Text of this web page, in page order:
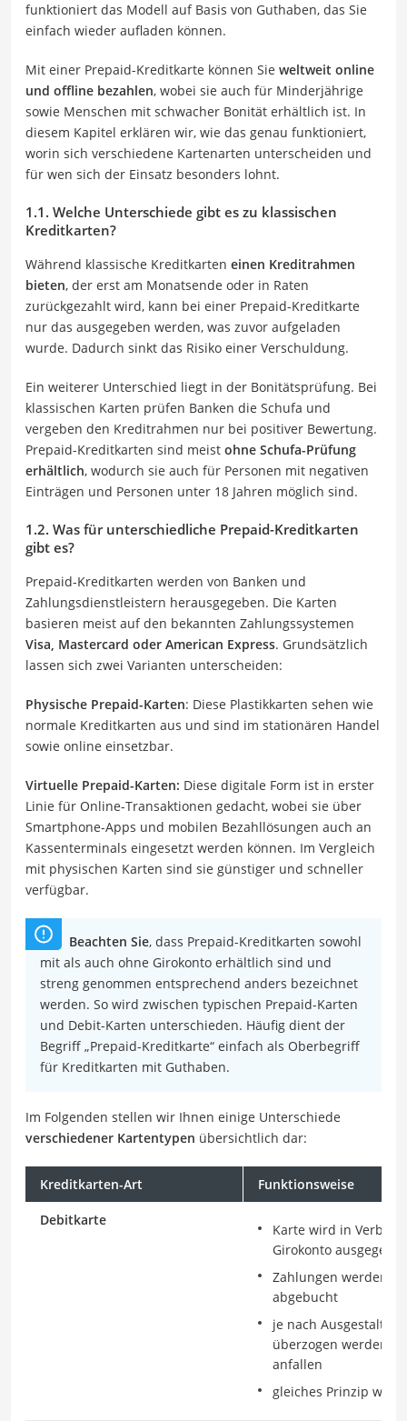
funktioniert das Modell auf Basis von Guthaben, das Sie
einfach wieder aufladen können.
Mit einer Prepaid-Kreditkarte können Sie weltweit online
und offline bezahlen, wobei sie auch für Minderjährige
sowie Menschen mit schwacher Bonität erhältlich ist. In
diesem Kapitel erklären wir, wie das genau funktioniert,
worin sich verschiedene Kartenarten unterscheiden und
für wen sich der Einsatz besonders lohnt.
1.1. Welche Unterschiede gibt es zu klassischen
Kreditkarten?
Während klassische Kreditkarten einen Kreditrahmen
bieten, der erst am Monatsende oder in Raten
zurückgezahlt wird, kann bei einer Prepaid-Kreditkarte
nur das ausgegeben werden, was zuvor aufgeladen
wurde. Dadurch sinkt das Risiko einer Verschuldung.
Ein weiterer Unterschied liegt in der Bonitätsprüfung. Bei
klassischen Karten prüfen Banken die Schufa und
vergeben den Kreditrahmen nur bei positiver Bewertung.
Prepaid-Kreditkarten sind meist ohne Schufa-Prüfung
erhältlich, wodurch sie auch für Personen mit negativen
Einträgen und Personen unter 18 Jahren möglich sind.
1.2. Was für unterschiedliche Prepaid-Kreditkarten
gibt es?
Prepaid-Kreditkarten werden von Banken und
Zahlungsdienstleistern herausgegeben. Die Karten
basieren meist auf den bekannten Zahlungssystemen
Visa, Mastercard oder American Express. Grundsätzlich
lassen sich zwei Varianten unterscheiden:
Physische Prepaid-Karten: Diese Plastikkarten sehen wie
normale Kreditkarten aus und sind im stationären Handel
sowie online einsetzbar.
Virtuelle Prepaid-Karten: Diese digitale Form ist in erster
Linie für Online-Transaktionen gedacht, wobei sie über
Smartphone-Apps und mobilen Bezahllösungen auch an
Kassenterminals eingesetzt werden können. Im Vergleich
mit physischen Karten sind sie günstiger und schneller
verfügbar.
Beachten Sie, dass Prepaid-Kreditkarten sowohl
mit als auch ohne Girokonto erhältlich sind und
streng genommen entsprechend anders bezeichnet
werden. So wird zwischen typischen Prepaid-Karten
und Debit-Karten unterschieden. Häufig dient der
Begriff „Prepaid-Kreditkarte“ einfach als Oberbegriff
für Kreditkarten mit Guthaben.
Im Folgenden stellen wir Ihnen einige Unterschiede
verschiedener Kartentypen übersichtlich dar:
Kreditkarten-Art Funktionsweise
Debitkarte
Karte wird in
Girokonto
Zahlungen werden
abgebucht
je nach
überzogen werden,
anfallen
gleiches Prinzip wie